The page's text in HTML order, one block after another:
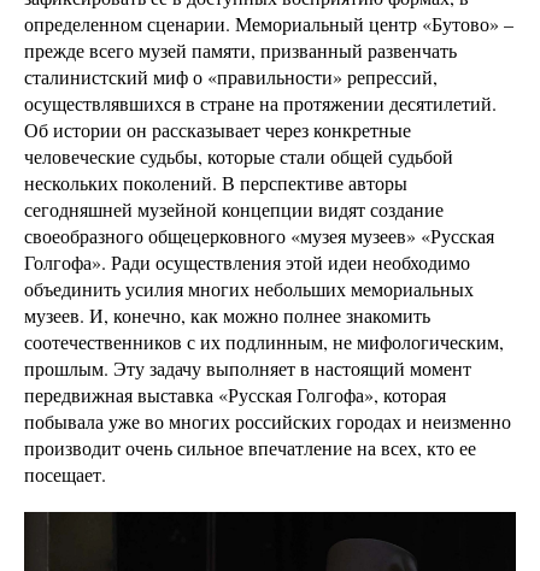
определенном сценарии. Мемориальный центр «Бутово» –
прежде всего музей памяти, призванный развенчать
сталинистский миф о «правильности» репрессий,
осуществлявшихся в стране на протяжении десятилетий.
Об истории он рассказывает через конкретные
человеческие судьбы, которые стали общей судьбой
нескольких поколений. В перспективе авторы
сегодняшней музейной концепции видят создание
своеобразного общецерковного «музея музеев» «Русская
Голгофа». Ради осуществления этой идеи необходимо
объединить усилия многих небольших мемориальных
музеев. И, конечно, как можно полнее знакомить
соотечественников с их подлинным, не мифологическим,
прошлым. Эту задачу выполняет в настоящий момент
передвижная выставка «Русская Голгофа», которая
побывала уже во многих российских городах и неизменно
производит очень сильное впечатление на всех, кто ее
посещает.